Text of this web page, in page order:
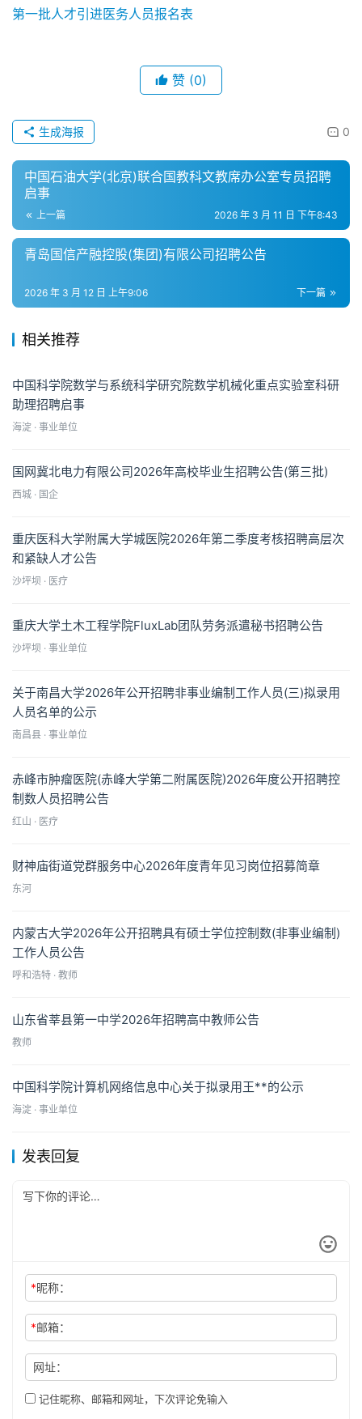
第一批人才引进医务人员报名表
赞 (0)
0
生成海报
中国石油大学(北京)联合国教科文教席办公室专员招聘
启事
上一篇 2026 年 3 月 11 日 下午8:43
青岛国信产融控股(集团)有限公司招聘公告
下一篇
2026 年 3 月 12 日 上午9:06
相关推荐
中国科学院数学与系统科学研究院数学机械化重点实验室科研
助理招聘启事
海淀 · 事业单位
国网冀北电力有限公司2026年高校毕业生招聘公告(第三批)
西城 · 国企
重庆医科大学附属大学城医院2026年第二季度考核招聘高层次
和紧缺人才公告
沙坪坝 · 医疗
重庆大学土木工程学院FluxLab团队劳务派遣秘书招聘公告
沙坪坝 · 事业单位
关于南昌大学2026年公开招聘非事业编制工作人员(三)拟录用
人员名单的公示
南昌县 · 事业单位
赤峰市肿瘤医院(赤峰大学第二附属医院)2026年度公开招聘控
制数人员招聘公告
红山 · 医疗
财神庙街道党群服务中心2026年度青年见习岗位招募简章
东河
内蒙古大学2026年公开招聘具有硕士学位控制数(非事业编制)
工作人员公告
呼和浩特 · 教师
山东省莘县第一中学2026年招聘高中教师公告
教师
中国科学院计算机网络信息中心关于拟录用王**的公示
海淀 · 事业单位
发表回复
*昵称：
*邮箱：
网址：
记住昵称、邮箱和网址，下次评论免输入